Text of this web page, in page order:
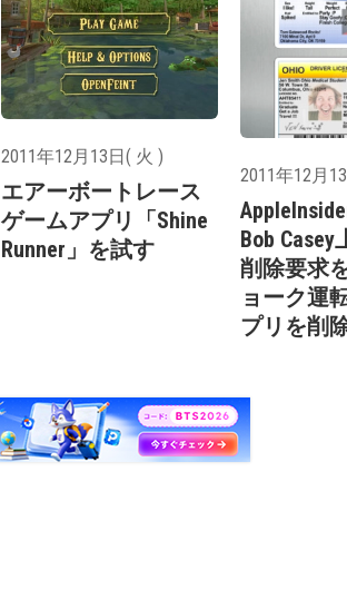
2011年12月13日( 火 )
エアーボートレース
ゲームアプリ「Shine
Runner」を試す
2011年12月
Bob
削除要求
ョーク運
プリを削